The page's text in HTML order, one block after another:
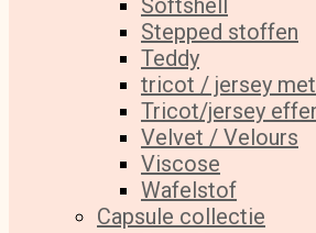
Softshell
Stepped stoffen
Teddy
tricot / jersey
Tricot/jersey
Velvet / Velours
Viscose
Wafelstof
Capsule collectie